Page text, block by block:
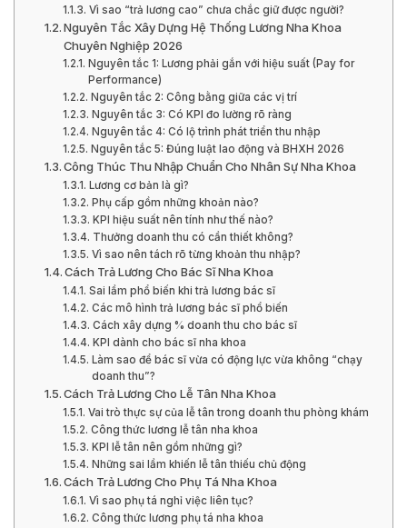
Vì sao “trả lương cao” chưa chắc giữ được người?
Nguyên Tắc Xây Dựng Hệ Thống Lương Nha Khoa
Chuyên Nghiệp 2026
Nguyên tắc 1: Lương phải gắn với hiệu suất (Pay for
Performance)
Nguyên tắc 2: Công bằng giữa các vị trí
Nguyên tắc 3: Có KPI đo lường rõ ràng
Nguyên tắc 4: Có lộ trình phát triển thu nhập
Nguyên tắc 5: Đúng luật lao động và BHXH 2026
Công Thúc Thu Nhập Chuẩn Cho Nhân Sự Nha Khoa
Lương cơ bản là gì?
Phụ cấp gồm những khoản nào?
KPI hiệu suất nên tính như thế nào?
Thưởng doanh thu có cần thiết không?
Vì sao nên tách rõ từng khoản thu nhập?
Cách Trả Lương Cho Bác Sĩ Nha Khoa
Sai lầm phổ biến khi trả lương bác sĩ
Các mô hình trả lương bác sĩ phổ biến
Cách xây dựng % doanh thu cho bác sĩ
KPI dành cho bác sĩ nha khoa
Làm sao để bác sĩ vừa có động lực vừa không “chạy
doanh thu”?
Cách Trả Lương Cho Lễ Tân Nha Khoa
Vai trò thực sự của lễ tân trong doanh thu phòng khám
Công thức lương lễ tân nha khoa
KPI lễ tân nên gồm những gì?
Những sai lầm khiến lễ tân thiếu chủ động
Cách Trả Lương Cho Phụ Tá Nha Khoa
Vì sao phụ tá nghỉ việc liên tục?
Công thức lương phụ tá nha khoa